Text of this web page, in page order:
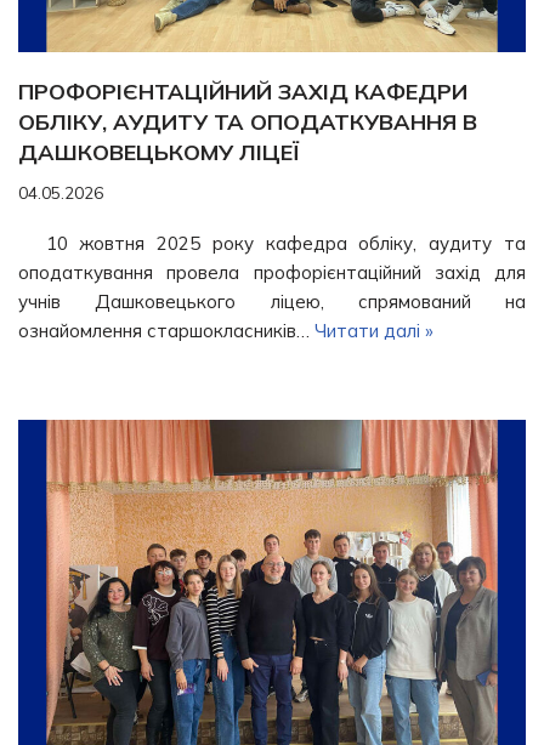
ПРОФОРІЄНТАЦІЙНИЙ ЗАХІД КАФЕДРИ
ОБЛІКУ, АУДИТУ ТА ОПОДАТКУВАННЯ В
ДАШКОВЕЦЬКОМУ ЛІЦЕЇ
04.05.2026
10 жовтня 2025 року кафедра обліку, аудиту та
оподаткування провела профорієнтаційний захід для
учнів Дашковецького ліцею, спрямований на
ознайомлення старшокласників… Читати далі »